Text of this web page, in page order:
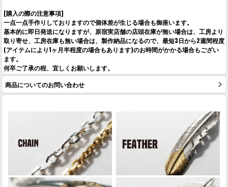
[購入の際の注意事項]
一点一点手作りしておりますので個体差が生じる場合も御座います。
基本的に即日発送になりますが、原宿実店舗の店頭在庫が無い場合は、工房より
取り寄せ、工房在庫も無い場合は、製作納品になるので、最短3日から2週間程度
(アイテムにより1ヶ月半程度の場合もあります)のお時間がかかる場合もござい
ます。
何卒ご了承の程、宜しくお願いします。
商品についてのお問い合わせ